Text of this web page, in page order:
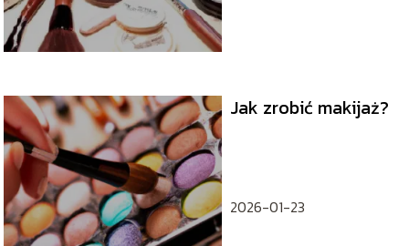
Jak zrobić makijaż?
2026-01-23